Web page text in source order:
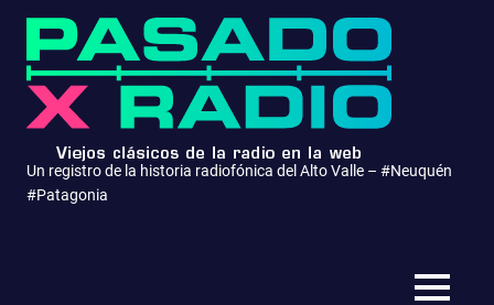
Saltar
contenido
Un registro de la historia radiofónica del Alto Valle – #Neuquén
#Patagonia
MENÚ